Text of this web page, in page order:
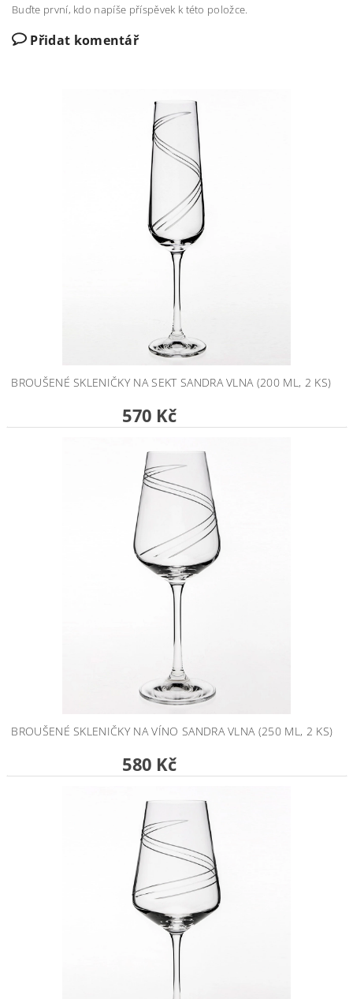
Buďte první, kdo napíše příspěvek k této položce.
Přidat komentář
BROUŠENÉ SKLENIČKY NA SEKT SANDRA VLNA (200 ML, 2 KS)
570 Kč
BROUŠENÉ SKLENIČKY NA VÍNO SANDRA VLNA (250 ML, 2 KS)
580 Kč